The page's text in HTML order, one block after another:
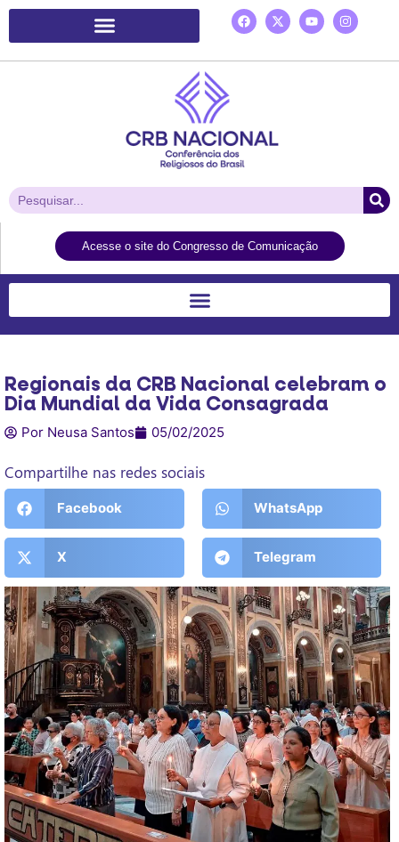
Acesse o site do Congresso de Comunicação
Regionais da CRB Nacional celebram o
Dia Mundial da Vida Consagrada
Por Neusa Santos 05/02/2025
Compartilhe nas redes sociais
Facebook WhatsApp
X Telegram